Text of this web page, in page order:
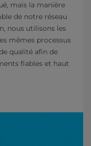
mais la manière
de notre réseau
nous utilisons les
mêmes processus
qualité afin de
fiables et haut